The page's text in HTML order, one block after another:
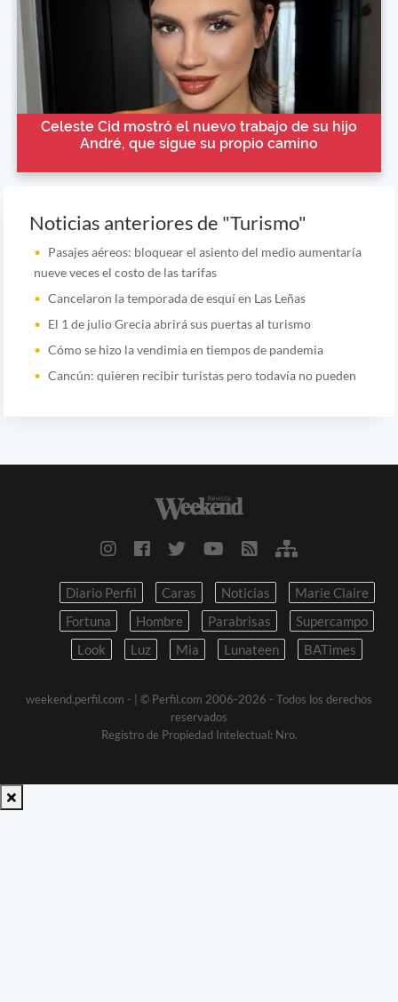
Celeste Cid mostró el nuevo trabajo de su hijo
André, que sigue su propio camino
Noticias anteriores de "Turismo"
Pasajes aéreos: bloquear el asiento del medio aumentaría
nueve veces el costo de las tarifas
Cancelaron la temporada de esquí en Las Leñas
El 1 de julio Grecia abrirá sus puertas al turismo
Cómo se hizo la vendimia en tiempos de pandemia
Cancún: quieren recibir turistas pero todavía no pueden
Diario Perfil Caras Noticias
Marie Claire
Fortuna
Hombre Parabrisas
Supercampo
Look
Luz Mia Lunateen BATimes
weekend.perfil.com -
| © Perfil.com 2006-2026 - Todos los derechos
reservados
Registro de Propiedad Intelectual: Nro.